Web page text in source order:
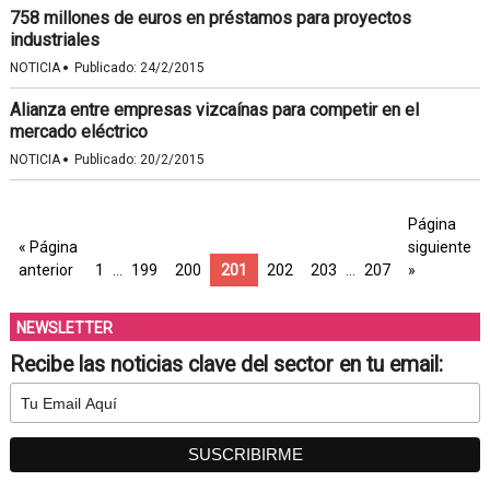
758 millones de euros en préstamos para proyectos
industriales
NOTICIA· Publicado: 24/2/2015
Alianza entre empresas vizcaínas para competir en el
mercado eléctrico
NOTICIA· Publicado: 20/2/2015
« Página
anterior
1 199 200 201 202 203 207
Página
siguiente
»
NEWSLETTER
Recibe las noticias clave del sector en tu email: